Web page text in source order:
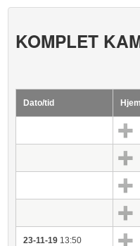
KOMPLET
Dato/tid
23-11-19 13:50